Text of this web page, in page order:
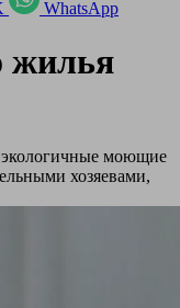
WhatsApp
жилья
экологичные моющие
хозяевами,